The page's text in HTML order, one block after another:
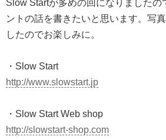
Slow Startが多めの回になりましたの
ントの話を書きたいと思います。写
したのでお楽しみに。
・Slow Start
http://www.slowstart.jp
・Slow Start Web shop
http://slowstart-shop.com